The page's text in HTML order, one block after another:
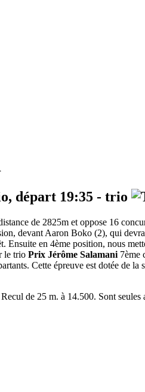
départ 19:35 - trio
de 2825m et oppose 16
devant Aaron Boko (2), qui
en 4ème position, nous
le trio Prix Jérôme Salamani 7ème
Cette épreuve est dotée de la
de 25 m. à 14.500. Sont